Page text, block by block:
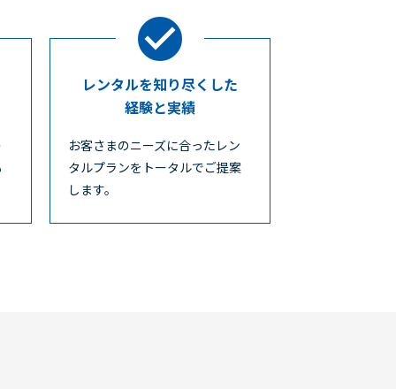
レンタルを知り尽くした
経験と実績
お客さまのニーズに合ったレン
タルプランをトータルでご提案
します。